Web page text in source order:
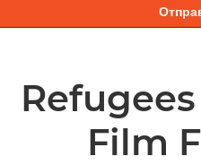
Film